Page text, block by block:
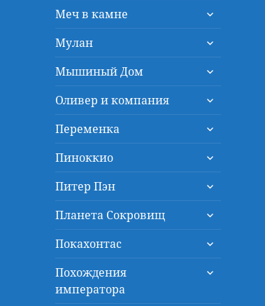
меню
Меч в камне
раскрыть
меню
Мулан
раскрыть
меню
Мышиный Дом
раскрыть
меню
Оливер и компания
раскрыть
меню
Переменка
раскрыть
меню
Пиноккио
раскрыть
меню
Питер Пэн
раскрыть
меню
Планета Сокровищ
раскрыть
меню
Покахонтас
раскрыть
меню
Похождения
императора
раскрыть